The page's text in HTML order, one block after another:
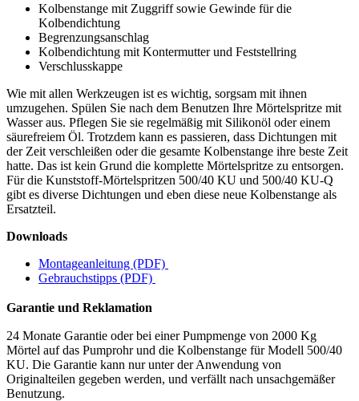
Kolbenstange mit Zuggriff sowie Gewinde für die
Kolbendichtung
Begrenzungsanschlag
Kolbendichtung mit Kontermutter und Feststellring
Verschlusskappe
Wie mit allen Werkzeugen ist es wichtig, sorgsam mit ihnen
umzugehen. Spülen Sie nach dem Benutzen Ihre Mörtelspritze mit
Wasser aus. Pflegen Sie sie regelmäßig mit Silikonöl oder einem
säurefreiem Öl. Trotzdem kann es passieren, dass Dichtungen mit
der Zeit verschleißen oder die gesamte Kolbenstange ihre beste Zeit
hatte. Das ist kein Grund die komplette Mörtelspritze zu entsorgen.
Für die Kunststoff-Mörtelspritzen 500/40 KU und 500/40 KU-Q
gibt es diverse Dichtungen und eben diese neue Kolbenstange als
Ersatzteil.
Downloads
Montageanleitung (PDF)
Gebrauchstipps (PDF)
Garantie und Reklamation
24 Monate Garantie oder bei einer Pumpmenge von 2000 Kg
Mörtel auf das Pumprohr und die Kolbenstange für Modell 500/40
KU. Die Garantie kann nur unter der Anwendung von
Originalteilen gegeben werden, und verfällt nach unsachgemäßer
Benutzung.